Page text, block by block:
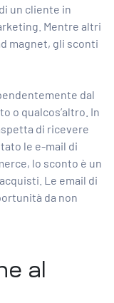
un cliente in
Mentre altri
magnet, gli sconti
dal
o qualcos’altro. In
di ricevere
le e-mail di
lo sconto è un
Le email di
da non
al